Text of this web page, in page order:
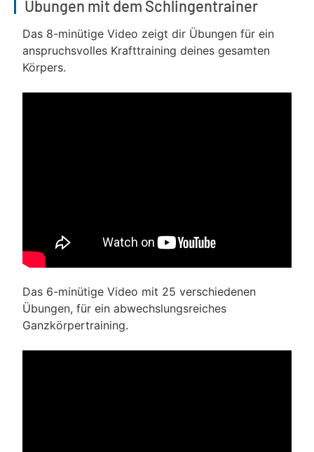
Übungen mit dem Schlingentrainer
Das 8-minütige Video zeigt dir Übungen für ein
anspruchsvolles Krafttraining deines gesamten
Körpers.
Das 6-minütige Video mit 25 verschiedenen
Übungen, für ein abwechslungsreiches
Ganzkörpertraining.